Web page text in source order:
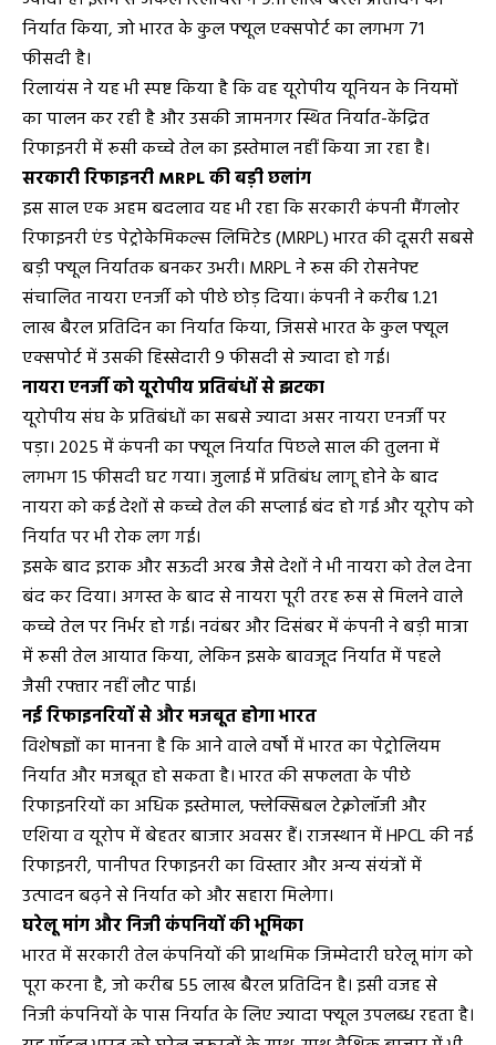
निर्यात किया, जो भारत के कुल फ्यूल एक्सपोर्ट का लगभग 71
फीसदी है।
रिलायंस ने यह भी स्पष्ट किया है कि वह यूरोपीय यूनियन के नियमों
का पालन कर रही है और उसकी जामनगर स्थित निर्यात-केंद्रित
रिफाइनरी में रूसी कच्चे तेल का इस्तेमाल नहीं किया जा रहा है।
सरकारी रिफाइनरी MRPL की बड़ी छलांग
इस साल एक अहम बदलाव यह भी रहा कि सरकारी कंपनी मैंगलोर
रिफाइनरी एंड पेट्रोकेमिकल्स लिमिटेड (MRPL) भारत की दूसरी सबसे
बड़ी फ्यूल निर्यातक बनकर उभरी। MRPL ने रूस की रोसनेफ्ट
संचालित नायरा एनर्जी को पीछे छोड़ दिया। कंपनी ने करीब 1.21
लाख बैरल प्रतिदिन का निर्यात किया, जिससे भारत के कुल फ्यूल
एक्सपोर्ट में उसकी हिस्सेदारी 9 फीसदी से ज्यादा हो गई।
नायरा एनर्जी को यूरोपीय प्रतिबंधों से झटका
यूरोपीय संघ के प्रतिबंधों का सबसे ज्यादा असर नायरा एनर्जी पर
पड़ा। 2025 में कंपनी का फ्यूल निर्यात पिछले साल की तुलना में
लगभग 15 फीसदी घट गया। जुलाई में प्रतिबंध लागू होने के बाद
नायरा को कई देशों से कच्चे तेल की सप्लाई बंद हो गई और यूरोप को
निर्यात पर भी रोक लग गई।
इसके बाद इराक और सऊदी अरब जैसे देशों ने भी नायरा को तेल देना
बंद कर दिया। अगस्त के बाद से नायरा पूरी तरह रूस से मिलने वाले
कच्चे तेल पर निर्भर हो गई। नवंबर और दिसंबर में कंपनी ने बड़ी मात्रा
में रूसी तेल आयात किया, लेकिन इसके बावजूद निर्यात में पहले
जैसी रफ्तार नहीं लौट पाई।
नई रिफाइनरियों से और मजबूत होगा भारत
विशेषज्ञों का मानना है कि आने वाले वर्षों में भारत का पेट्रोलियम
निर्यात और मजबूत हो सकता है। भारत की सफलता के पीछे
रिफाइनरियों का अधिक इस्तेमाल, फ्लेक्सिबल टेक्नोलॉजी और
एशिया व यूरोप में बेहतर बाजार अवसर हैं। राजस्थान में HPCL की नई
रिफाइनरी, पानीपत रिफाइनरी का विस्तार और अन्य संयंत्रों में
उत्पादन बढ़ने से निर्यात को और सहारा मिलेगा।
घरेलू मांग और निजी कंपनियों की भूमिका
भारत में सरकारी तेल कंपनियों की प्राथमिक जिम्मेदारी घरेलू मांग को
पूरा करना है, जो करीब 55 लाख बैरल प्रतिदिन है। इसी वजह से
निजी कंपनियों के पास निर्यात के लिए ज्यादा फ्यूल उपलब्ध रहता है।